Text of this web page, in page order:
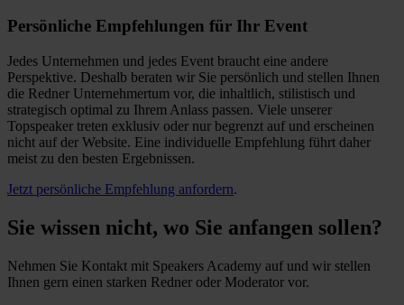
Persönliche Empfehlungen für Ihr Event
Jedes Unternehmen und jedes Event braucht eine andere
Perspektive. Deshalb beraten wir Sie persönlich und stellen Ihnen
die Redner Unternehmertum vor, die inhaltlich, stilistisch und
strategisch optimal zu Ihrem Anlass passen. Viele unserer
Topspeaker treten exklusiv oder nur begrenzt auf und erscheinen
nicht auf der Website. Eine individuelle Empfehlung führt daher
meist zu den besten Ergebnissen.
Jetzt persönliche Empfehlung anfordern.
Sie wissen nicht, wo Sie anfangen sollen?
Nehmen Sie Kontakt mit Speakers Academy auf und wir stellen
Ihnen gern einen starken Redner oder Moderator vor.